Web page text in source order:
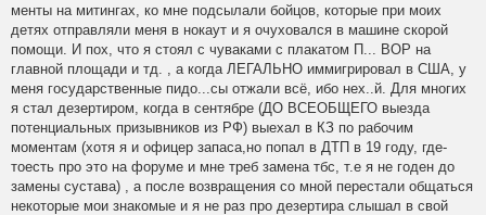
менты на митингах, ко мне подсылали бойцов, которые при моих
детях отправляли меня в нокаут и я очуховался в машине скорой
помощи. И пох, что я стоял с чуваками с плакатом П... ВОР на
главной площади и тд. , а когда ЛЕГАЛЬНО иммигрировал в США, у
меня государственные пидо...сы отжали всё, ибо нех..й. Для многих
я стал дезертиром, когда в сентябре (ДО ВСЕОБЩЕГО выезда
потенциальных призывников из РФ) выехал в КЗ по рабочим
моментам (хотя я и офицер запаса,но попал в ДТП в 19 году, где-
тоесть про это на форуме и мне треб замена тбс, т.е я не годен до
замены сустава) , а после возвращения со мной перестали общаться
некоторые мои знакомые и я не раз про дезертира слышал в свой